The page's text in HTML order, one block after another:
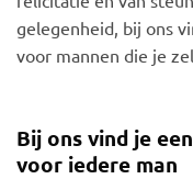
gelegenheid, bij ons
voor mannen die je
Bij ons vind je
voor iedere man